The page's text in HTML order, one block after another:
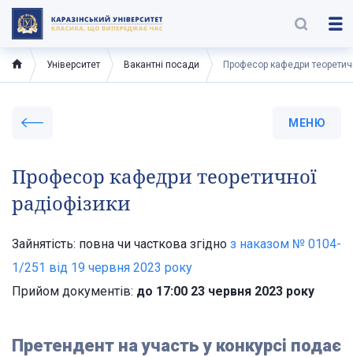
Університет Вакантні посади Професор кафедри
МЕНЮ
Професор кафедри теоретичної
радіофізики
Зайнятість: повна чи часткова згідно з наказом № 0104-
1/251 від 19 червня 2023 року
Прийом документів: до 17:00 23 червня 2023 року
Претендент на участь у конкурсі подає